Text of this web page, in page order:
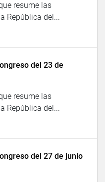
resume las
República del...
del 23 de
resume las
República del...
del 27 de junio